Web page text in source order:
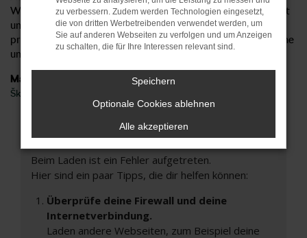
Waiblingen und Umgebung steigen Sie in ein Modell, das weit
unter dem Listenpreis angeboten wird. Darüber hinaus
profitieren Sie von unserer Erfahrung und dürfen sich auf eine
umfangreiche und faire Beratung freuen.
Marken
Škoda
Fehler: Network Error
Beim Laden ist ein Fehler aufgetreten.
Hier sind ein paar Tipps, die dir helfen können:
Überprüfe deine Firewall und deine
Internetverbindung.
Laden andere Webseiten, zum Beispiel deine
zu verbessern. Zudem werden Technologien eingesetzt,
die von dritten Werbetreibenden verwendet werden, um
Sie auf anderen Webseiten zu verfolgen und um Anzeigen
zu schalten, die für Ihre Interessen relevant sind.
Speichern
Optionale Cookies ablehnen
Alle akzeptieren